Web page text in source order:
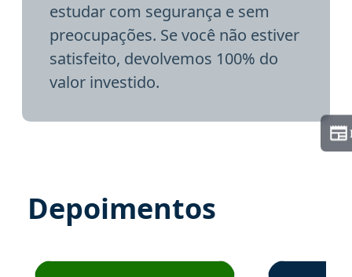
estudar com segurança e sem
preocupações. Se você não estiver
satisfeito, devolvemos 100% do
valor investido.
Depoimentos
Estudante José recomenda o Aprova Concursos em
Estudante